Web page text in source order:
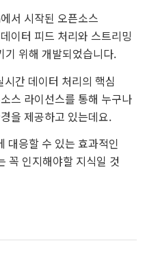
서 시작된 오픈소스
이터 피드 처리와 스트리밍
기 위해 개발되었습니다.
간 데이터 처리의 핵심
스 라이선스를 통해 누구나
을 제공하고 있는데요.
대응할 수 있는 효과적인
꼭 인지해야할 지식일 것